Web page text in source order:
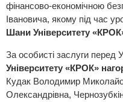
фінансово-економічною
Івановича, якому під час
Шани Університету
За особисті заслуги перед
Університету «КРОК»
Кудак Володимир
Олександрівна,